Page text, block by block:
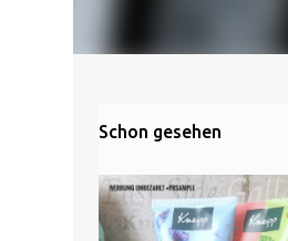
Schon gesehen